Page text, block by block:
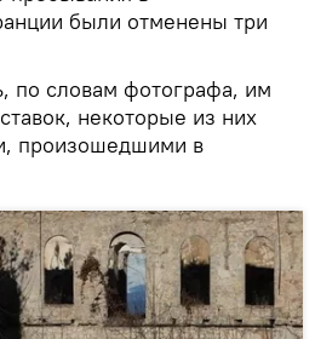
были отменены три
по словам фотографа, им
некоторые из них
произошедшими в